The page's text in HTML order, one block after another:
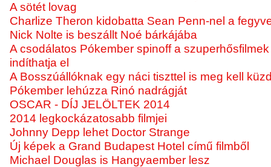
A sötét lovag
Charlize Theron kidobatta Sean Penn-nel a
Nick Nolte is beszállt Noé bárkájába
A csodálatos Pókember spinoff a
indíthatja el
A Bosszúállóknak egy náci tiszttel is meg kell
Pókember lehúzza Rinó nadrágját
OSCAR - DÍJ JELÖLTEK 2014
2014 legkockázatosabb filmjei
Johnny Depp lehet Doctor Strange
Új képek a Grand Budapest Hotel című filmből
Michael Douglas is Hangyaember lesz